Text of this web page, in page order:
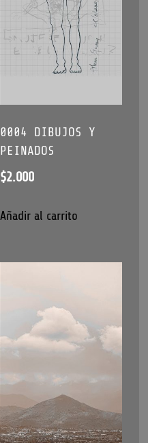
0004 DIBUJOS Y
PEINADOS
$2.000
Añadir al carrito